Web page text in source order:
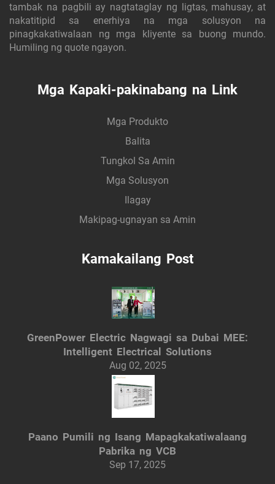
tambak na pagbili ay nagtataglay ng ligtas, mahusay, at
nakatitipid sa enerhiya na mga solusyon na
pinagkakatiwalaan ng mga kliyente sa buong mundo.
Humiling ng quote ngayon.
Mga Kapaki-pakinabang na Link
Mga Produkto
Balita
Tungkol Sa Amin
Mga Solusyon
Ilagay
Makipag-ugnayan sa Amin
Kamakailang Post
GreenPower Electric Nagwagi sa Dubai MEE:
Intelligent Electrical Solutions
Aug 02, 2025
Paano Pumili ng Isang Mapagkakatiwalaang
Pabrika ng VCB
Sep 17, 2025